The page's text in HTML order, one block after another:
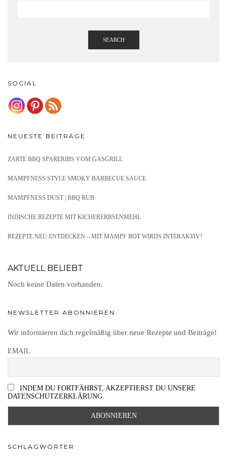
SEARCH
SOCIAL
NEUESTE BEITRÄGE
ZARTE BBQ SPARERIBS VOM GASGRILL
MAMPFNESS STYLE SMOKY BARBECUE SAUCE
MAMPFNESS DUST | BBQ RUB
INDISCHE REZEPTE MIT KICHERERBSENMEHL
REZEPTE NEU ENTDECKEN – MIT MAMPF BOT WIRDS INTERAKTIV!
AKTUELL BELIEBT
Noch keine Daten vorhanden.
NEWSLETTER ABONNIEREN
Wir informieren dich regelmäßig über neue Rezepte und Beiträge!
EMAIL
INDEM DU FORTFÄHRST, AKZEPTIERST DU UNSERE
DATENSCHUTZERKLÄRUNG.
SCHLAGWÖRTER